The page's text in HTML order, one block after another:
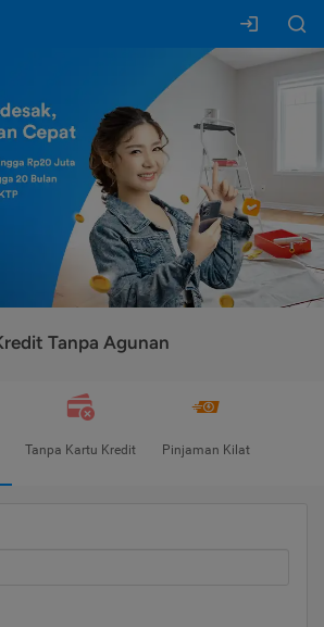
Tanpa Agunan
Tanpa Kartu Kredit Pinjaman Kilat